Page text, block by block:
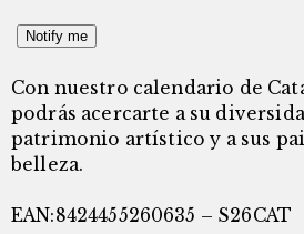
Notify me
Con nuestro calendario de
podrás acercarte a su
patrimonio artístico y a sus
belleza.
EAN:8424455260635 – S26CAT